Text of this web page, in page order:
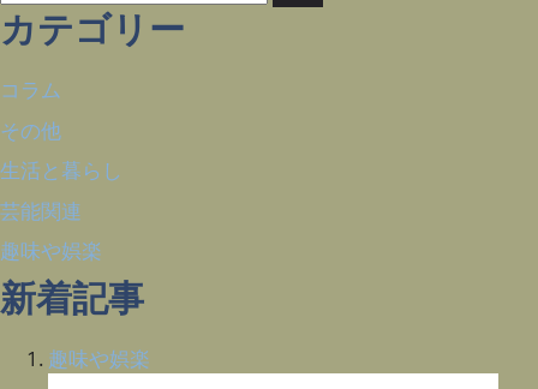
カテゴリー
コラム
その他
生活と暮らし
芸能関連
趣味や娯楽
新着記事
趣味や娯楽